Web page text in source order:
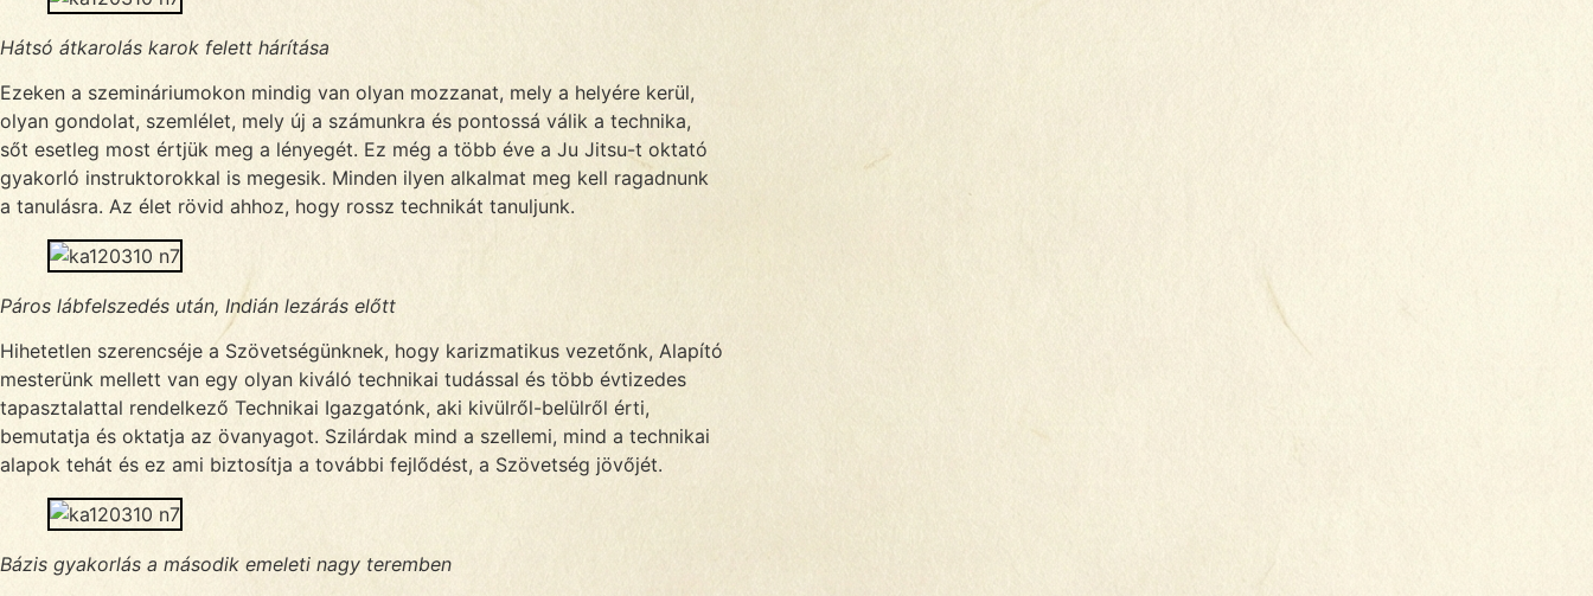
Hátsó átkarolás karok felett hárítása
Ezeken a szemináriumokon mindig van olyan mozzanat, mely a helyére kerül,
olyan gondolat, szemlélet, mely új a számunkra és pontossá válik a technika,
sőt esetleg most értjük meg a lényegét. Ez még a több éve a Ju Jitsu-t oktató
gyakorló instruktorokkal is megesik. Minden ilyen alkalmat meg kell ragadnunk
a tanulásra. Az élet rövid ahhoz, hogy rossz technikát tanuljunk.
Páros lábfelszedés után, Indián lezárás előtt
Hihetetlen szerencséje a Szövetségünknek, hogy karizmatikus vezetőnk, Alapító
mesterünk mellett van egy olyan kiváló technikai tudással és több évtizedes
tapasztalattal rendelkező Technikai Igazgatónk, aki kivülről-belülről érti,
bemutatja és oktatja az övanyagot. Szilárdak mind a szellemi, mind a technikai
alapok tehát és ez ami biztosítja a további fejlődést, a Szövetség jövőjét.
Bázis gyakorlás a második emeleti nagy teremben